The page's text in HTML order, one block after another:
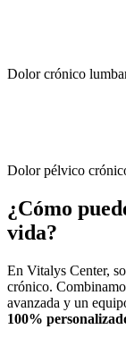
Dolor crónico
Dolor pélvico
¿Cómo
vida?
En Vitalys Center,
crónico.
avanzada y un
100%